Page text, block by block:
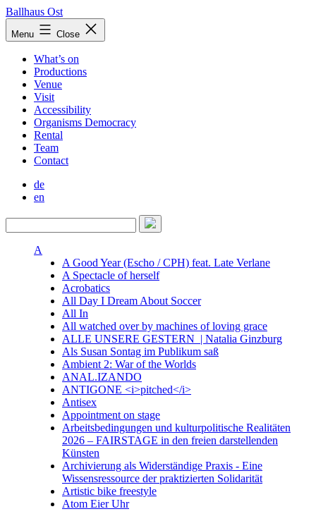
Skip
to
content
Ballhaus Ost
Ballhaus
Ost
Menu Close
What’s on
Productions
Venue
Visit
Accessibility
Organisms Democracy
Rental
Team
Contact
de
en
A
A Good Year (Escho / CPH) feat. Late Verlane
A Spectacle of herself
Acrobatics
All Day I Dream About Soccer
All In
All watched over by machines of loving grace
ALLE UNSERE GESTERN | Natalia Ginzburg
Als Susan Sontag im Publikum saß
Ambient 2: War of the Worlds
ANAL.IZANDO
ANTIGONE <i>pitched</i>
Antisex
Appointment on stage
Arbeitsbedingungen und kulturpolitische Realitäten
2026 – FAIRSTAGE in den freien darstellenden
Künsten
Archivierung als Widerständige Praxis - Eine
Wissensressource der praktizierten Solidarität
Artistic bike freestyle
Atom Eier Uhr